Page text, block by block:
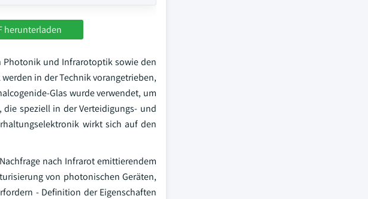
herunterladen
Photonik und Infrarotoptik sowie den
in der Technik vorangetrieben,
Glas wurde verwendet, um
speziell in der Verteidigungs- und
wirkt sich auf den
nach Infrarot emittierendem
von photonischen Geräten,
- Definition der Eigenschaften